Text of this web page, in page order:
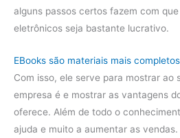
alguns passos certos fazem com
eletrônicos seja bastante lucrativo.
EBooks são materiais mais completos
Com isso, ele serve para mostrar ao
empresa é e mostrar as vantagens
oferece. Além de todo o
ajuda e muito a aumentar as